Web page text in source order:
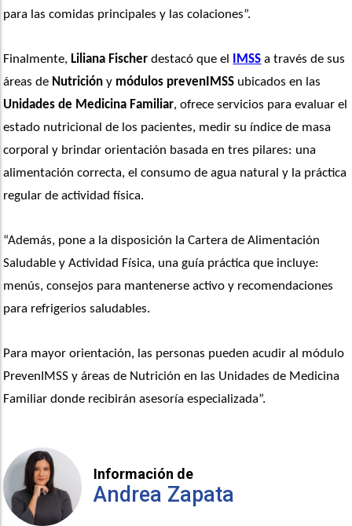
para las comidas principales y las colaciones”.
Finalmente, Liliana Fischer destacó que el IMSS a través de sus
áreas de Nutrición y módulos prevenIMSS
Unidades de Medicina Familiar, ofrece servicios para evaluar el
estado nutricional de los pacientes, medir su índice de masa
corporal y brindar orientación basada en tres pilares: una
alimentación correcta, el consumo de agua natural y la práctica
regular de actividad física.
“Además, pone a la disposición la Cartera de Alimentación
Saludable y Actividad Física, una guía práctica que incluye:
menús, consejos para mantenerse activo y recomendaciones
para refrigerios saludables.
Para mayor orientación, las personas pueden acudir al módulo
PrevenIMSS y áreas de Nutrición en las Unidades de Medicina
Familiar donde recibirán asesoría especializada”.
Información de
Andrea Zapata